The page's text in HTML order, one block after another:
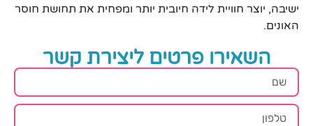
ישיבה, יוצר חוויית לידה חיובית יותר ומפחית את תחושת חוסר
האונים.
השאירו פרטים ליצירת קשר